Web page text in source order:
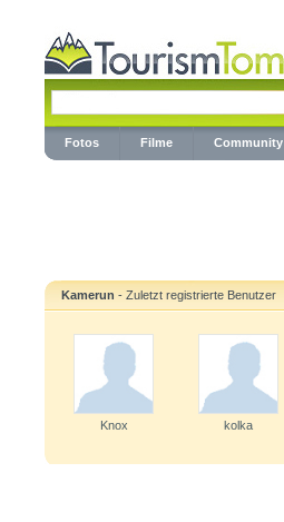
Fotos Filme Community
Kamerun - Zuletzt registrierte Benutzer
Knox kolka